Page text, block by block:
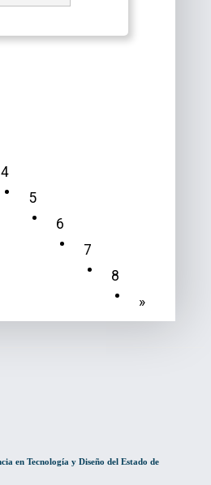
4
5
6
7
8
»
en Tecnología y Diseño del Estado de